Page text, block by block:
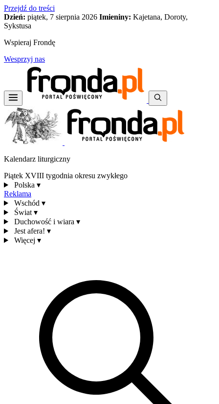
Przejdź do treści
Dzień: piątek, 7 sierpnia 2026 Imieniny: Kajetana, Doroty,
Sykstusa
Wspieraj Frondę
Wesprzyj nas
Kalendarz liturgiczny
Piątek XVIII tygodnia okresu zwykłego
Polska ▾
Reklama
Wschód ▾
Świat ▾
Duchowość i wiara ▾
Jest afera! ▾
Więcej ▾